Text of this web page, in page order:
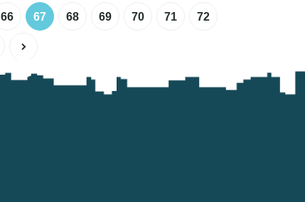
66 67 68 69 70 71 72